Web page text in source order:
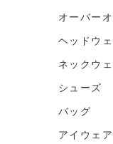
オーバー
ヘッドウ
ネックウ
シューズ
バッグ
アイウェア